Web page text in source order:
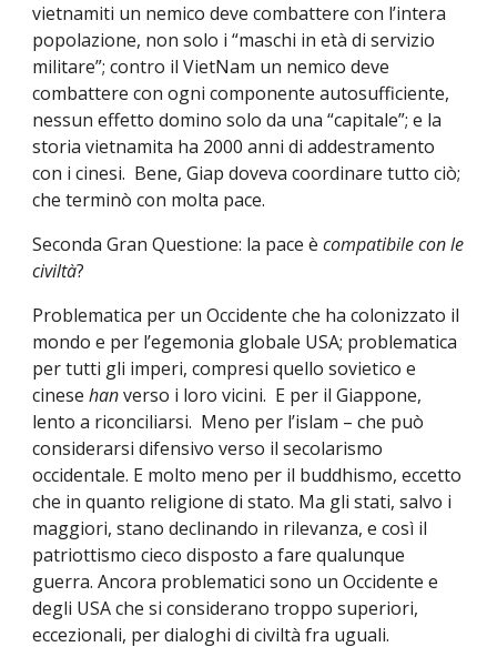
vietnamiti un nemico deve combattere con l’intera
popolazione, non solo i “maschi in età di servizio
militare”; contro il VietNam un nemico deve
combattere con ogni componente autosufficiente,
nessun effetto domino solo da una “capitale”; e la
storia vietnamita ha 2000 anni di addestramento
con i cinesi.  Bene, Giap doveva coordinare tutto ciò;
che terminò con molta pace.
Seconda Gran Questione: la pace è compatibile con le
civiltà?
Problematica per un Occidente che ha colonizzato il
mondo e per l’egemonia globale USA; problematica
per tutti gli imperi, compresi quello sovietico e
cinese han verso i loro vicini.  E per il Giappone,
lento a riconciliarsi.  Meno per l’islam – che può
considerarsi difensivo verso il secolarismo
occidentale. E molto meno per il buddhismo, eccetto
che in quanto religione di stato. Ma gli stati, salvo i
maggiori, stano declinando in rilevanza, e così il
patriottismo cieco disposto a fare qualunque
guerra. Ancora problematici sono un Occidente e
degli USA che si considerano troppo superiori,
eccezionali, per dialoghi di civiltà fra uguali.